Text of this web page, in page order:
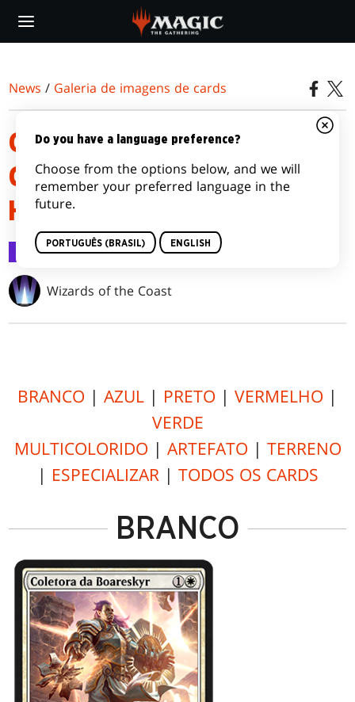
main
News / Galeria de imagens de cards
GALERIA DE IMAGENS DOS
CARDS DE ALCHEMY
HORIZONS: BALDUR'S GATE
Galeria de imagens de cards 29 jun 2022
Wizards of the Coast
BRANCO | AZUL | PRETO | VERMELHO |
VERDE
MULTICOLORIDO | ARTEFATO | TERRENO
| ESPECIALIZAR| TODOS OS CARDS
BRANCO
Do you have a language preference?
Choose from the options below, and we will
remember your preferred language in the
future.
PORTUGUÊS (BRASIL) ENGLISH